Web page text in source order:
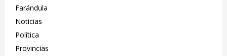
Farándula
Noticias
Política
Provincias